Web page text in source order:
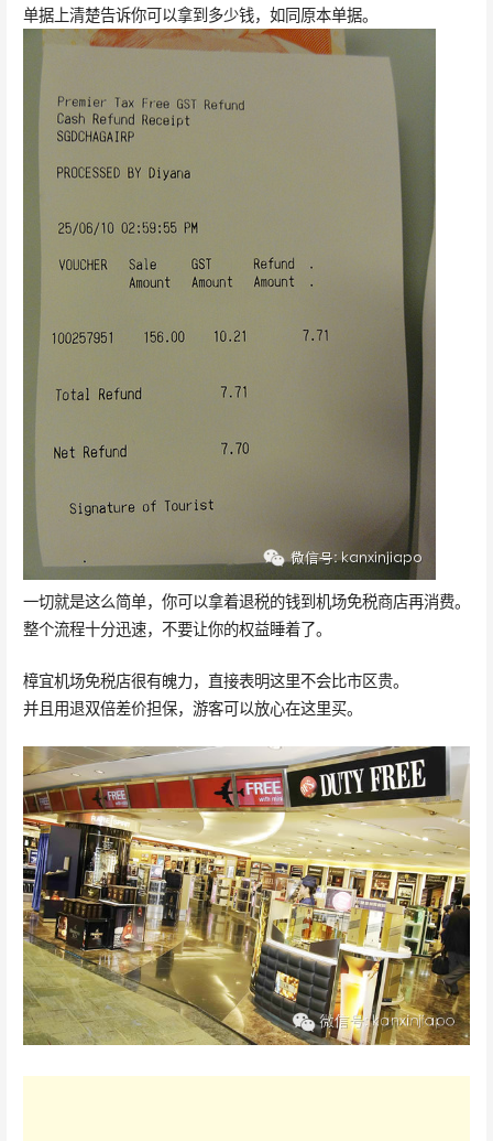
单据上清楚告诉你可以拿到多少钱，如同原本单据。
一切就是这么简单，你可以拿着退税的钱到机场免税商店再消费。
整个流程十分迅速，不要让你的权益睡着了。
樟宜机场免税店很有魄力，直接表明这里不会比市区贵。
并且用退双倍差价担保，游客可以放心在这里买。